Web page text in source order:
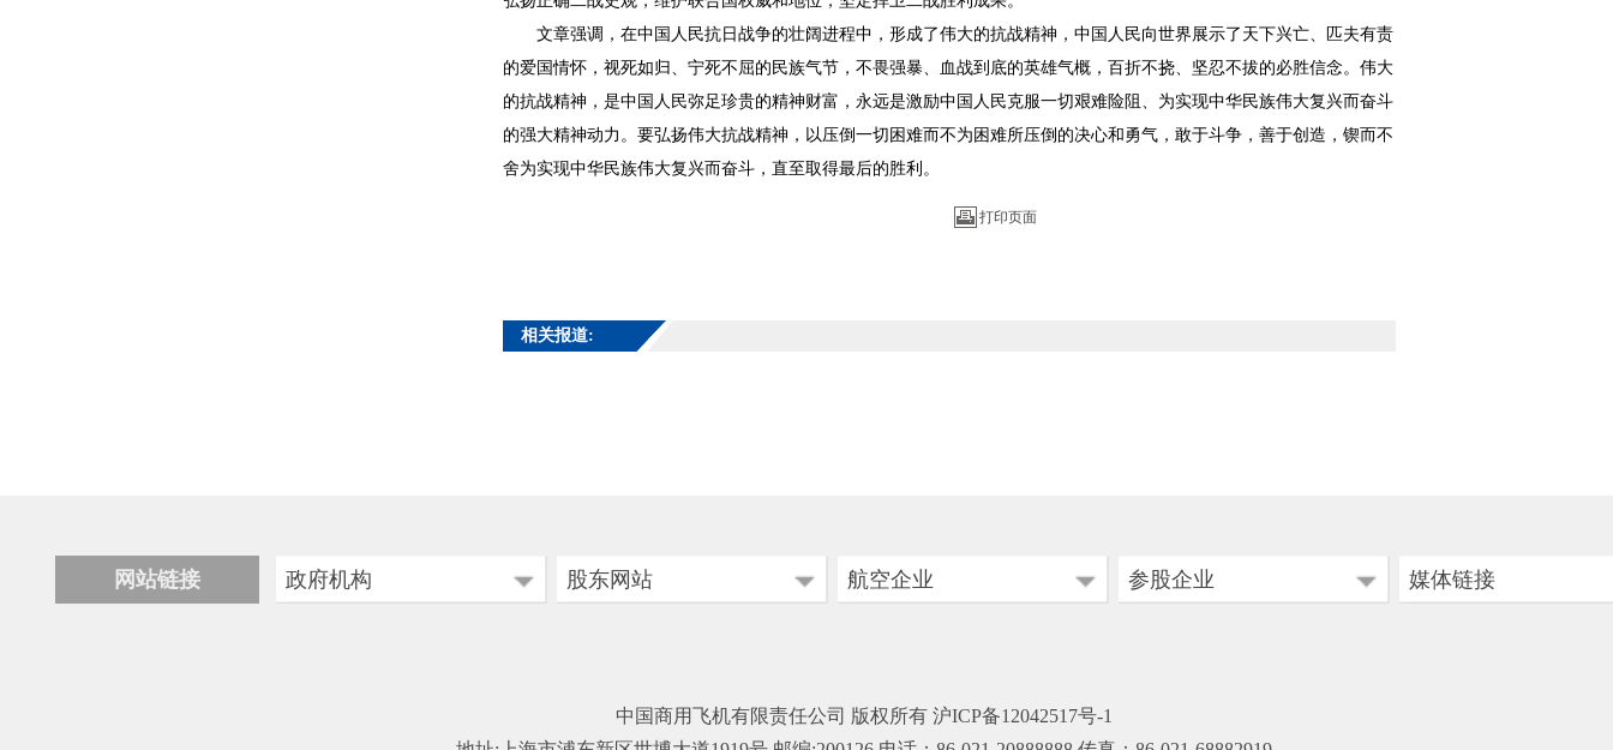
文章强调，在中国人民抗日战争的壮阔进程中，形成了伟大的抗战精神，中国人民向世界展示了天下兴亡、匹夫有责
的爱国情怀，视死如归、宁死不屈的民族气节，不畏强暴、血战到底的英雄气概，百折不挠、坚忍不拔的必胜信念。伟大
的抗战精神，是中国人民弥足珍贵的精神财富，永远是激励中国人民克服一切艰难险阻、为实现中华民族伟大复兴而奋斗
的强大精神动力。要弘扬伟大抗战精神，以压倒一切困难而不为困难所压倒的决心和勇气，敢于斗争，善于创造，锲而不
舍为实现中华民族伟大复兴而奋斗，直至取得最后的胜利。
打印页面
相关报道:
网站链接
政府机构
股东网站
中国航空工业集团公司
航空企业
中国南方航空公司
参股企业
媒体链接
中国商用飞机有限责任公司 版权所有 沪ICP备12042517号-1